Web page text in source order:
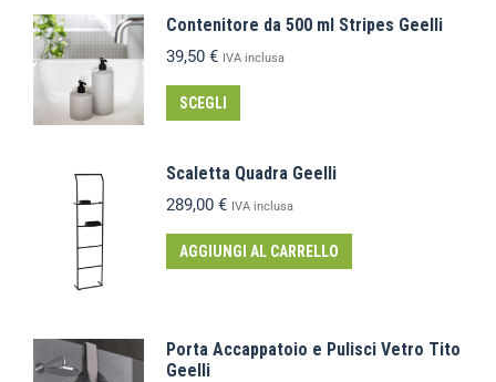
Contenitore da 500 ml Stripes Geelli
39,50 € IVA inclusa
SCEGLI
Scaletta Quadra Geelli
289,00 € IVA inclusa
AGGIUNGI AL CARRELLO
Porta Accappatoio e Pulisci Vetro Tito
Geelli